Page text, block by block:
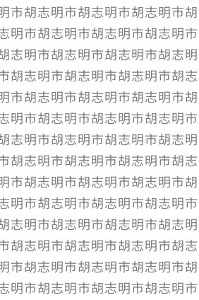
胡志明市胡志明市胡志明市
市胡志明市胡志明市胡志明
明市胡志明市胡志明市胡志
志明市胡志明市胡志明市胡
胡志明市胡志明市胡志明市
市胡志明市胡志明市胡志明
明市胡志明市胡志明市胡志
志明市胡志明市胡志明市胡
胡志明市胡志明市胡志明市
市胡志明市胡志明市胡志明
明市胡志明市胡志明市胡志
志明市胡志明市胡志明市胡
胡志明市胡志明市胡志明市
市胡志明市胡志明市胡志明